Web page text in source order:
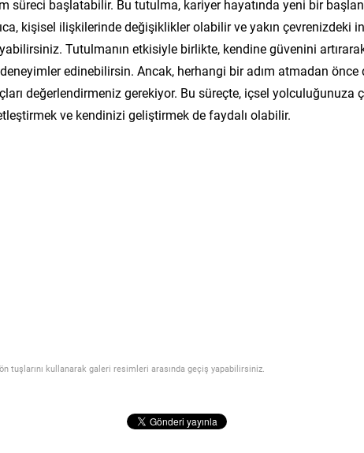
süreci başlatabilir. Bu tutulma, kariyer hayatında yeni bir
kişisel ilişkilerinde değişiklikler olabilir ve yakın çevrenizdeki
Tutulmanın etkisiyle birlikte, kendine güvenini
edinebilirsin. Ancak, herhangi bir adım atmadan önce
değerlendirmeniz gerekiyor. Bu süreçte, içsel yolculuğunuza
ve kendinizi geliştirmek de faydalı olabilir.
tuşlarını kullanarak galeri resimleri arasında geçiş yapabilirsiniz.